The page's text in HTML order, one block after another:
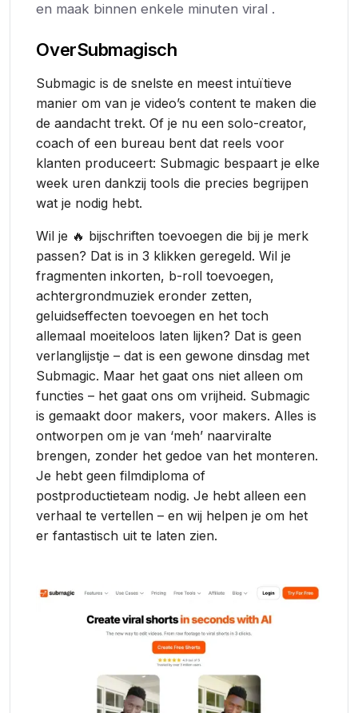
en maak binnen enkele minuten viral .
OverSubmagisch
Submagic is de snelste en meest intuïtieve
manier om van je video’s content te maken die
de aandacht trekt. Of je nu een solo-creator,
coach of een bureau bent dat reels voor
klanten produceert: Submagic bespaart je elke
week uren dankzij tools die precies begrijpen
wat je nodig hebt.
Wil je 🔥 bijschriften toevoegen die bij je merk
passen? Dat is in 3 klikken geregeld. Wil je
fragmenten inkorten, b-roll toevoegen,
achtergrondmuziek eronder zetten,
geluidseffecten toevoegen en het toch
allemaal moeiteloos laten lijken? Dat is geen
verlanglijstje – dat is een gewone dinsdag met
Submagic. Maar het gaat ons niet alleen om
functies – het gaat ons om vrijheid. Submagic
is gemaakt door makers, voor makers. Alles is
ontworpen om je van ‘meh’ naarviralte
brengen, zonder het gedoe van het monteren.
Je hebt geen filmdiploma of
postproductieteam nodig. Je hebt alleen een
verhaal te vertellen – en wij helpen je om het
er fantastisch uit te laten zien.